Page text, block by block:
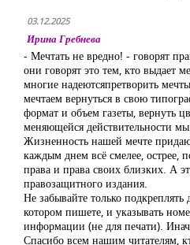
03.12.2025
Ирина Гребнева
- Мечтать не вредно! - говорят
они говорят это тем, кто выдает
многие надеютсяпретворить
мечтаем вернуться в свою
формат и объем газеты, вернуть
меняющейся действительности
Жизненность нашей мечте
каждым днем всё смелее, острее,
права и права своих близких. А
правозащитного издания.
Не забывайте только
котором пишете, и указывать
информации (не для печати).
Спасибо всем нашим читателям,